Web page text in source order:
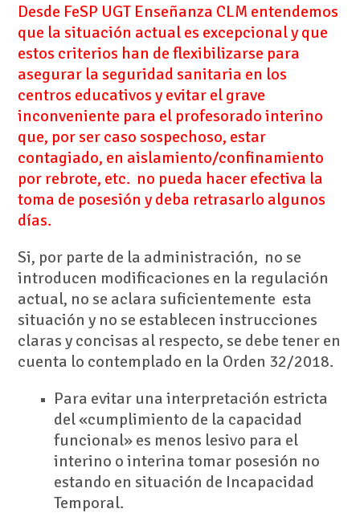
Desde FeSP UGT Enseñanza CLM entendemos
que la situación actual es excepcional y que
estos criterios han de flexibilizarse para
asegurar la seguridad sanitaria en los
centros educativos y evitar el grave
inconveniente para el profesorado interino
que, por ser caso sospechoso, estar
contagiado, en aislamiento/confinamiento
por rebrote, etc. no pueda hacer efectiva la
toma de posesión y deba retrasarlo algunos
días.
Si, por parte de la administración, no se
introducen modificaciones en la regulación
actual, no se aclara suficientemente esta
situación y no se establecen instrucciones
claras y concisas al respecto, se debe tener en
cuenta lo contemplado en la Orden 32/2018.
Para evitar una interpretación estricta
del «cumplimiento de la capacidad
funcional» es menos lesivo para el
interino o interina tomar posesión no
estando en situación de Incapacidad
Temporal.